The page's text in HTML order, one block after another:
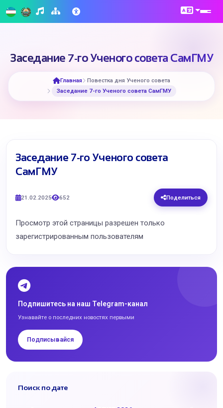
​Заседание 7-го Ученого совета СамГМУ
Главная
Повестка дня Ученого совета
​Заседание 7-го Ученого совета СамГМУ
​Заседание 7-го Ученого совета
СамГМУ
21.02.2025 652 Поделиться
Просмотр этой страницы разрешен только
зарегистрированным пользователям
Подпишитесь на наш Telegram-канал
Узнавайте о последних новостях первыми
Подписывайся
Поиск по дате